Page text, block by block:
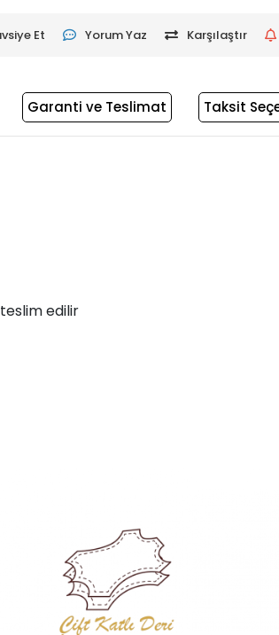
Et Yorum Yaz Karşılaştır
Garanti ve Teslimat Taksit
edilir